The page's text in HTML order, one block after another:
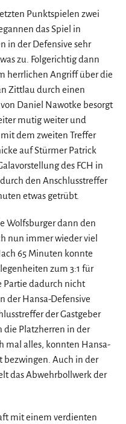
Punktspielen zwei
das Spiel in
in der Defensive sehr
zu. Folgerichtig dann
herrlichen Angriff über die
Zittlau durch einen
Daniel Nawotke besorgt
mutig weiter und
dem zweiten Treffer
auf Stürmer Patrick
des FCH in
den Anschlusstreffer
etwas getrübt.
Wolfsburger dann den
nun immer wieder viel
65 Minuten konnte
zum 3:1 für
Partie dadurch nicht
der Hansa-Defensive
der Gastgeber
die Platzherren in der
mal alles, konnten Hansa-
bezwingen. Auch in der
das Abwehrbollwerk der
mit einem verdienten